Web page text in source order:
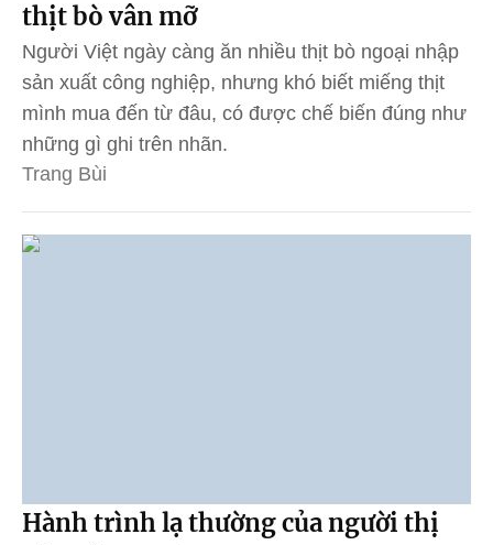
thịt bò vân mỡ
Người Việt ngày càng ăn nhiều thịt bò ngoại nhập
sản xuất công nghiệp, nhưng khó biết miếng thịt
mình mua đến từ đâu, có được chế biến đúng như
những gì ghi trên nhãn.
Trang Bùi
Hành trình lạ thường của người thị